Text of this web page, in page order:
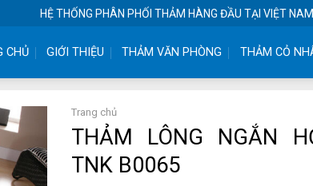
HỆ THỐNG PHÂN PHỐI THẢM HÀNG ĐẦU TẠI VIỆT
CHỦ GIỚI THIỆU THẢM VĂN PHÒNG THẢM CỎ
Trang chủ
THẢM LÔNG NGẮN
TNK B0065